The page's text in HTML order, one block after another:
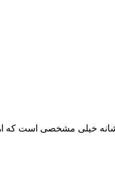
خیلی مشخصی است که